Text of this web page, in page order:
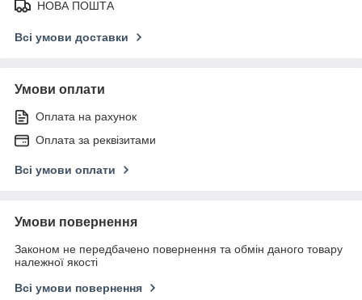
НОВА ПОШТА
Всі умови доставки
Умови оплати
Оплата на рахунок
Оплата за реквізитами
Всі умови оплати
Умови повернення
Законом не передбачено повернення та обмін даного товару
належної якості
Всі умови повернення